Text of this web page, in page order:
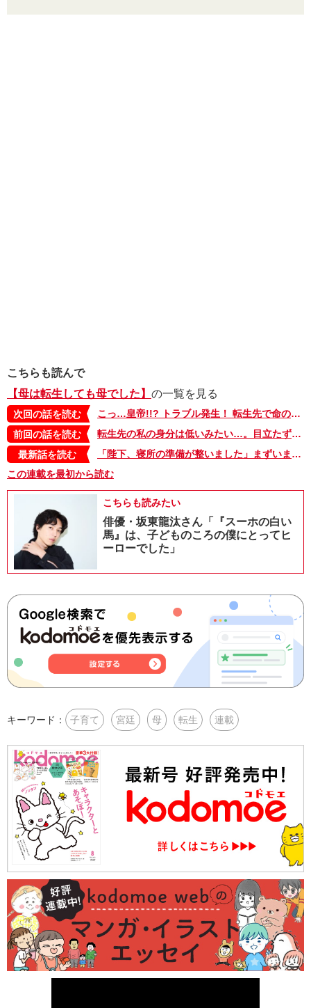
こちらも読んで
【母は転生しても母でした】 の一覧を見る
次回の話を読む
こっ…皇帝!!? トラブル発生！ 転生先で命の危機！【母は転生しても母でした・6】
前回の話を読む
転生先の私の身分は低いみたい…。目立たずにいよう、家に帰れるまで…【母は転生しても母でした・4】
最新話を読む
「陛下、寝所の準備が整いました」まずいまずいっ!! 逃げられない――!!!【母は転生しても母でした・8】
この連載を最初から読む
こちらも読みたい
俳優・坂東龍汰さん「『スーホの白い
馬』は、子どものころの僕にとってヒ
ーローでした」
キーワード： 子育て 宮廷 母 転生 連載